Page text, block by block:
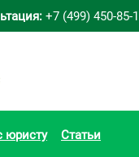
+7 (499) 450-85-
юристу Статьи